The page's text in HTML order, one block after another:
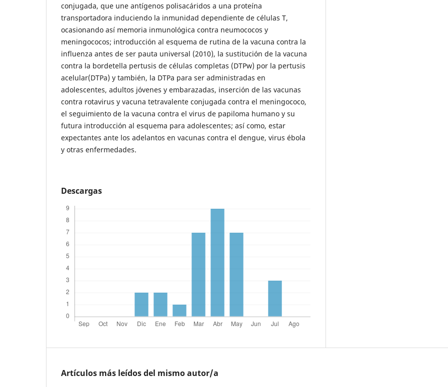
conjugada, que une antígenos polisacáridos a una proteína
transportadora induciendo la inmunidad dependiente de células T,
ocasionando así memoria inmunológica contra neumococos y
meningococos; introducción al esquema de rutina de la vacuna contra la
influenza antes de ser pauta universal (2010), la sustitución de la vacuna
contra la bordetella pertusis de células completas (DTPw) por la pertusis
acelular(DTPa) y también, la DTPa para ser administradas en
adolescentes, adultos jóvenes y embarazadas, inserción de las vacunas
contra rotavirus y vacuna tetravalente conjugada contra el meningococo,
el seguimiento de la vacuna contra el virus de papiloma humano y su
futura introducción al esquema para adolescentes; así como, estar
expectantes ante los adelantos en vacunas contra el dengue, virus ébola
y otras enfermedades.
Descargas
Artículos más leídos del mismo autor/a